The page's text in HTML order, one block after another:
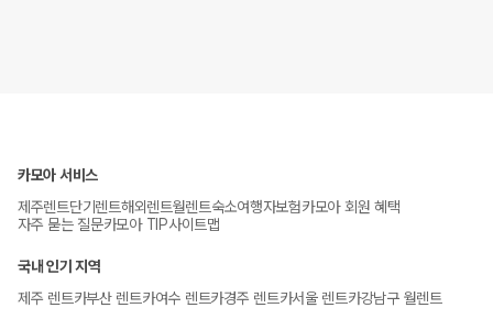
카모아 서비스
제주렌트단기렌트해외렌트월렌트숙소여행자보험카모아 회원 혜택
자주 묻는 질문카모아 TIP사이트맵
국내 인기 지역
제주 렌트카부산 렌트카여수 렌트카경주 렌트카서울 렌트카강남구 월렌트